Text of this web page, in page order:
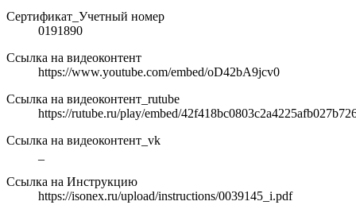
Сертификат_Учетный номер
0191890
Ссылка на видеоконтент
https://www.youtube.com/embed/oD42bA9jcv0
Ссылка на видеоконтент_rutube
https://rutube.ru/play/embed/
Ссылка на видеоконтент_vk
Ссылка на Инструкцию
https://isonex.ru/upload/instructions/0039145_i.pdf